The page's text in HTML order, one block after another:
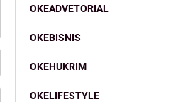
OKEADVETORIAL
OKEBISNIS
OKEHUKRIM
OKELIFESTYLE